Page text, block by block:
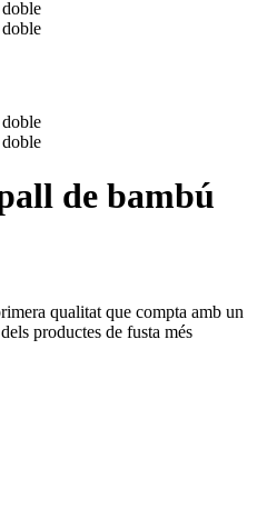
de bambú
qualitat que compta amb un
productes de fusta més